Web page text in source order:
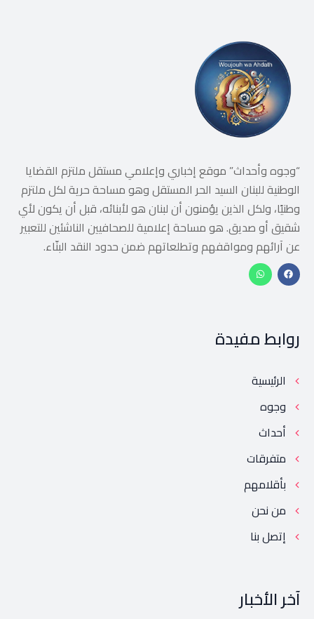
“وجوه وأحداث” موقع إخباري وإعلامي مستقل ملتزم القضايا
الوطنية للبنان السيد الحر المستقل وهو مساحة حرية لكل ملتزم
وطنيًا، ولكل الذين يؤمنون أن لبنان هو لأبنائه، قبل أن يكون لأي
شقيق أو صديق. هو مساحة إعلامية للصحافيين الناشئين للتعبير
عن آرائهم ومواقفهم وتطلعاتهم ضمن حدود النقد البنّاء.
روابط مفيدة
الرئيسية
وجوه
أحداث
متفرقات
بأقلامهم
من نحن
إتصل بنا
آخر الأخبار